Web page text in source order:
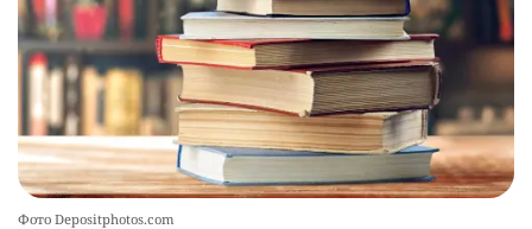
Фото Depositphotos.com